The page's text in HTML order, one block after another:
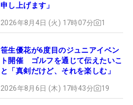
申し上げます」
2026年8月4日 (火) 17時07分 1
笹生優花が6度目のジュニアイベン
ト開催 ゴルフを通じて伝えたいこ
と「真剣だけど、それを楽しむ」
2026年8月6日 (木) 17時43分 19